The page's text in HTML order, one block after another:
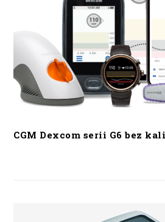
CGM Dexcom serii G6 bez